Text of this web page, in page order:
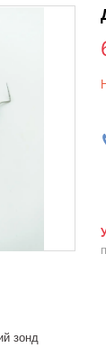
зонд